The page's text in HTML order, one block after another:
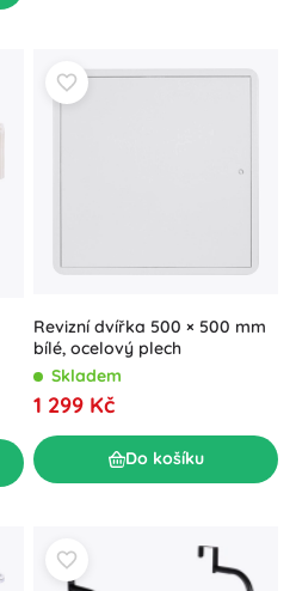
Revizní dvířka 500 × 500 mm
bílé, ocelový plech
Skladem
1 299 Kč
Do košíku